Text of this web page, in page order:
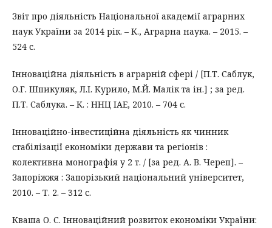
Звіт про діяльність Національної академії аграрних
наук України за 2014 рік. – К., Аграрна наука. – 2015. –
524 с.
Інноваційна діяльність в аграрній сфері / [П.Т. Саблук,
О.Г. Шпикуляк, Л.І. Курило, М.Й. Малік та ін.] ; за ред.
П.Т. Саблука. – К. : ННЦ ІАЕ, 2010. – 704 с.
Інноваційно-інвестиційна діяльність як чинник
стабілізації економіки держави та регіонів :
колективна монографія у 2 т. / [за ред. А. В. Череп]. –
Запоріжжя : Запорізький національний університет,
2010. – Т. 2. – 312 с.
Кваша О. С. Інноваційний розвиток економіки України: